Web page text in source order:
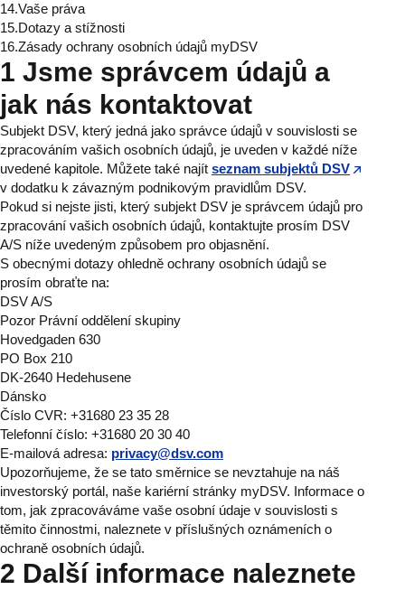
Vaše práva
Dotazy a stížnosti
Zásady ochrany osobních údajů myDSV
1 Jsme správcem údajů a
jak nás kontaktovat
Subjekt DSV, který jedná jako správce údajů v souvislosti se
zpracováním vašich osobních údajů, je uveden v každé níže
uvedené kapitole. Můžete také najít seznam subjektů DSV
v dodatku k závazným podnikovým pravidlům DSV.
Pokud si nejste jisti, který subjekt DSV je správcem údajů pro
zpracování vašich osobních údajů, kontaktujte prosím DSV
A/S níže uvedeným způsobem pro objasnění.
S obecnými dotazy ohledně ochrany osobních údajů se
prosím obraťte na:
DSV A/S
Pozor Právní oddělení skupiny
Hovedgaden 630
PO Box 210
DK-2640 Hedehusene
Dánsko
Číslo CVR: +31680 23 35 28
Telefonní číslo: +31680 20 30 40
E-mailová adresa: privacy@dsv.com
Upozorňujeme, že se tato směrnice se nevztahuje na náš
investorský portál, naše kariérní stránky myDSV. Informace o
tom, jak zpracováváme vaše osobní údaje v souvislosti s
těmito činnostmi, naleznete v příslušných oznámeních o
ochraně osobních údajů.
2 Další informace naleznete